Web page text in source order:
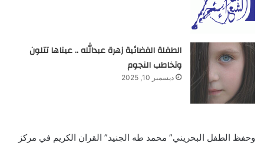
الطفلة الفضائية زهرة عبدالله .. عيناها تتلون
وتخاطب النجوم
ديسمبر 10, 2025
وحفظ الطفل البحريني” محمد طه الجنيد” القران الكريم في مركز